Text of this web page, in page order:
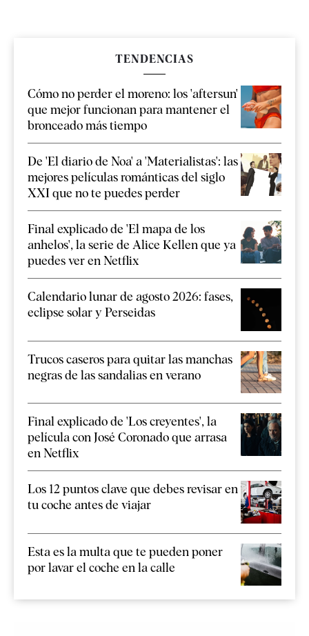
TENDENCIAS
Cómo no perder el moreno: los 'aftersun'
que mejor funcionan para mantener el
bronceado más tiempo
De 'El diario de Noa' a 'Materialistas': las
mejores películas románticas del siglo
XXI que no te puedes perder
Final explicado de 'El mapa de los
anhelos', la serie de Alice Kellen que ya
puedes ver en Netflix
Calendario lunar de agosto 2026: fases,
eclipse solar y Perseidas
Trucos caseros para quitar las manchas
negras de las sandalias en verano
Final explicado de 'Los creyentes', la
película con José Coronado que arrasa
en Netflix
Los 12 puntos clave que debes revisar en
tu coche antes de viajar
Esta es la multa que te pueden poner
por lavar el coche en la calle